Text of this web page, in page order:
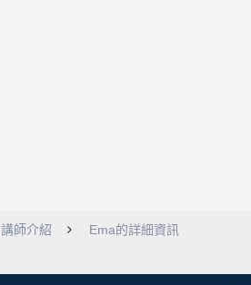
講師介紹
Ema的詳細資訊